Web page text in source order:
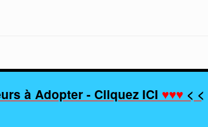
à Adopter - Cliquez ICI ♥♥♥< <